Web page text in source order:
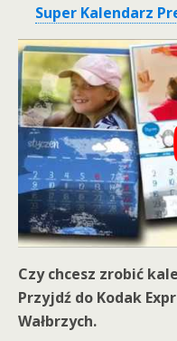
Super Kalendarz
Czy chcesz zrobić
Przyjdź do Kodak
Wałbrzych.